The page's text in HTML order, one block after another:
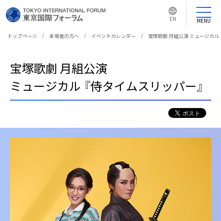
言
語
切
え
ボ
EN MENU
トップページ 来場者の方へ イベントカレンダー 宝塚歌劇 月組公演 ミュージカル
宝塚歌劇 月組公演
ミュージカル 『侍タイムスリッパー』